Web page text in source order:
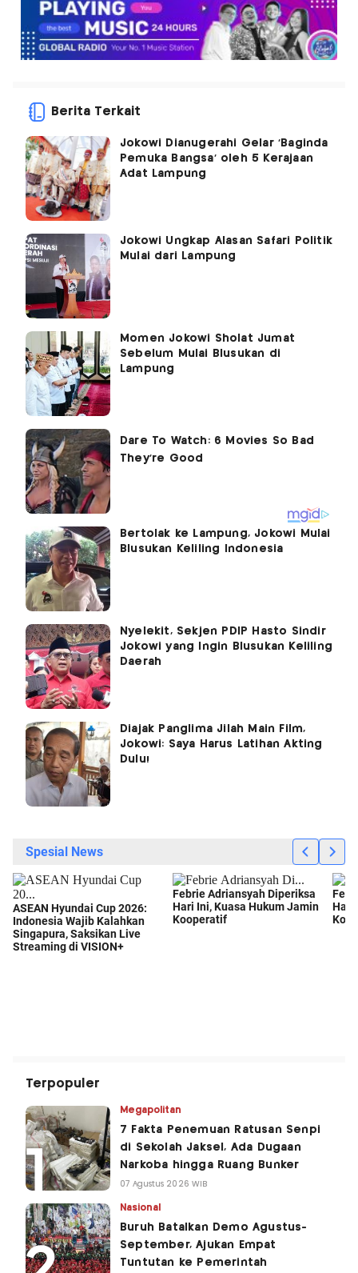
Berita Terkait
Jokowi Dianugerahi Gelar 'Baginda
Pemuka Bangsa' oleh 5 Kerajaan
Adat Lampung
Jokowi Ungkap Alasan Safari Politik
Mulai dari Lampung
Momen Jokowi Sholat Jumat
Sebelum Mulai Blusukan di
Lampung
Bertolak ke Lampung, Jokowi Mulai
Blusukan Keliling Indonesia
Nyelekit, Sekjen PDIP Hasto Sindir
Jokowi yang Ingin Blusukan Keliling
Daerah
Diajak Panglima Jilah Main Film,
Jokowi: Saya Harus Latihan Akting
Dulu!
Terpopuler
Megapolitan
7 Fakta Penemuan Ratusan Senpi
di Sekolah Jaksel, Ada Dugaan
Narkoba hingga Ruang Bunker
07 Agustus 2026 WIB
Nasional
Buruh Batalkan Demo Agustus-
September, Ajukan Empat
Tuntutan ke Pemerintah